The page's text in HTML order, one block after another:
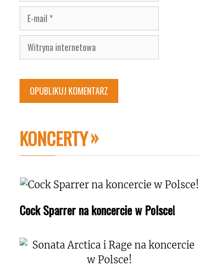
E-
mail
Witryna
internetowa
KONCERTY
Cock Sparrer na koncercie w Polsce!